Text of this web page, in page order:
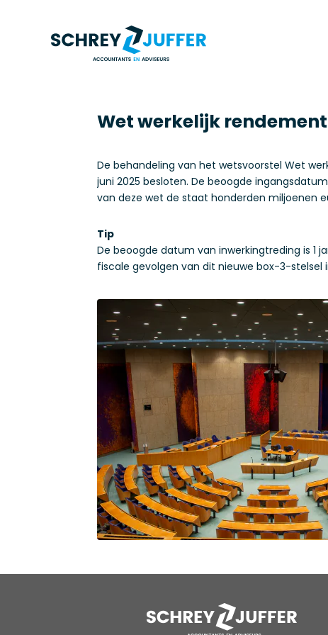
Wet werkelijk
De behandeling van het wetsvoorstel Wet
juni 2025 besloten. De beoogde
van deze wet de staat honderden miljoenen
Tip
De beoogde datum van inwerkingtreding is 1
fiscale gevolgen van dit nieuwe box-3-stelsel